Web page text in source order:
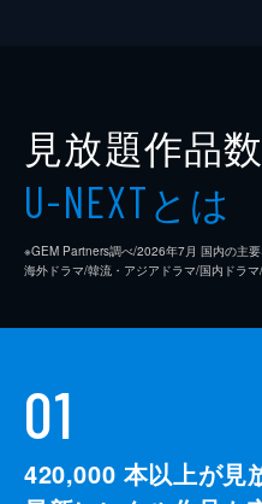
見放題作品数
U-NEXTとは
※GEM Partners調べ/2026年7⽉ 国内の主
海外ドラマ/韓流・アジアドラマ/国内ドラ
01
420,000 本以上が見